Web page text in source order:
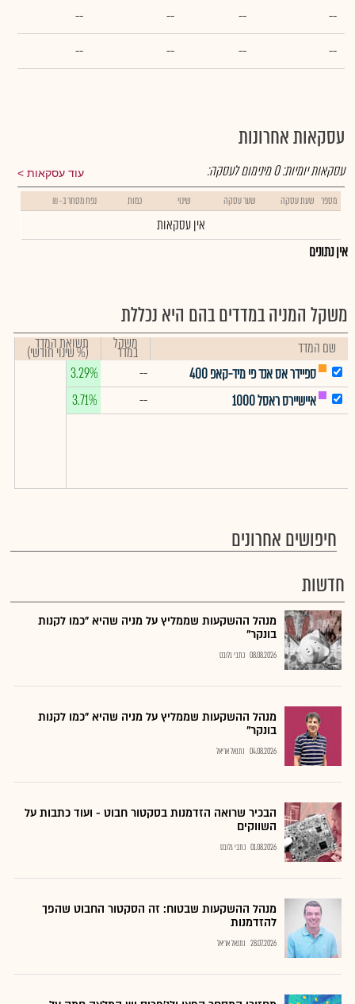
--
--
--
--
--
--
--
--
עסקאות אחרונות
עוד עסקאות עסקאות יומיות:0מינימום לעסקה:
מספר שעת עסקה שער עסקה שינוי כמות נפח מסחר ב- ₪
אין עסקאות
אין נתונים
משקל המניה במדדים בהם היא נכללת
שם המדד משקל
במדד תשואת המדד
(% שינוי חודשי)
ספיידר אס אנד פי מיד-קאפ 400
--
3.29%
איישיירס ראסל 1000
--
3.71%
חיפושים אחרונים
חדשות
מנהל ההשקעות שממליץ על מניה שהיא "כמו לקנות
בונקר"
08.08.2026 כתבי גלובס
מנהל ההשקעות שממליץ על מניה שהיא "כמו לקנות
בונקר"
04.08.2026 נתנאל אריאל
הבכיר שרואה הזדמנות בסקטור חבוט - ועוד כתבות על
השווקים
01.08.2026 כתבי גלובס
מנהל ההשקעות שבטוח: זה הסקטור החבוט שהפך
להזדמנות
28.07.2026 נתנאל אריאל